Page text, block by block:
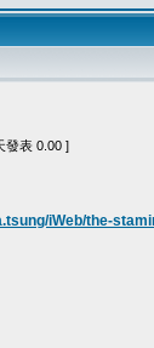
發表 0.00 ]
iWeb/the-